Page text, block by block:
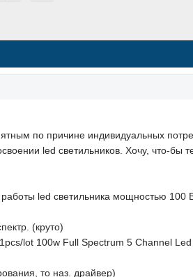
по причине индивидуальных
led светильников. Хочу, что-бы
led светильника мощностью 100
(круто)
lot 100w Full Spectrum 5 Channel
то наз. драйвер)